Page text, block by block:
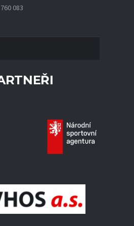
083